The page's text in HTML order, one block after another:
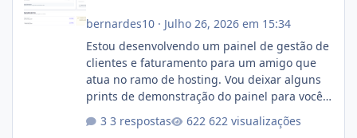
bernardes10· Julho 26, 2026 em 15:34
Estou desenvolvendo um painel de gestão de
clientes e faturamento para um amigo que
atua no ramo de hosting. Vou deixar alguns
prints de demonstração do painel para vocês
com cerca de 80% concluído e conta com
3 respostas 622 visualizações